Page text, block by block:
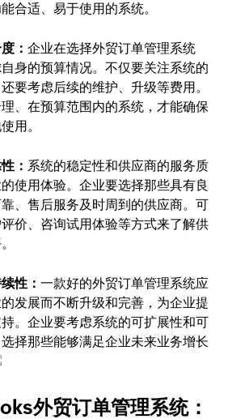
合适、易于使用的系统。
：企业在选择外贸订单管理系统
身的预算情况。不仅要关注系统的
要考虑后续的维护、升级等费用。
、在预算范围内的系统，才能确保
用。
： 系统的稳定性和供应商的服务质
使用体验。企业要选择那些具有良
、售后服务及时周到的供应商。可
价、咨询试用体验等方式来了解供
性：一款好的外贸订单管理系统应
发展而不断升级和完善，为企业提
。企业要考虑系统的可扩展性和可
择那些能够满足企业未来业务增长
外贸订单管理系统：